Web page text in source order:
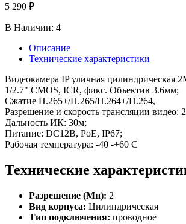
5 290 ₽
В Наличии: 4
Описание
Технические характеристики
Видеокамера IP уличная цилиндрическая
1/2.7" CMOS, ICR, фикс. Объектив 3.6мм;
Сжатие H.265+/H.265/H.264+/H.264,
Разрешение и скорость трансляции видео:
Дальность ИК: 30м;
Питание: DC12В, PoE, IP67;
Рабочая температура: -40 -+60 С
Технические
Разрешение (Мп): 2
Вид корпуса: Цилиндрическая
Тип подключения: проводное